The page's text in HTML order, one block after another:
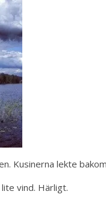
Kusinerna lekte
vind. Härligt.